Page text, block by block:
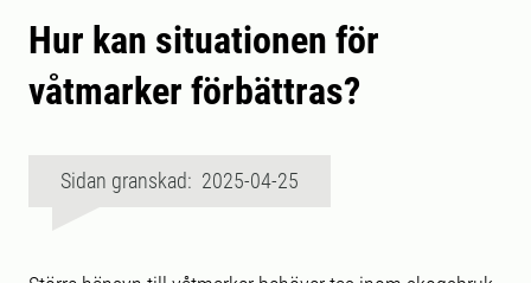
Hur kan situationen för
våtmarker förbättras?
Sidan granskad: 2025-04-25